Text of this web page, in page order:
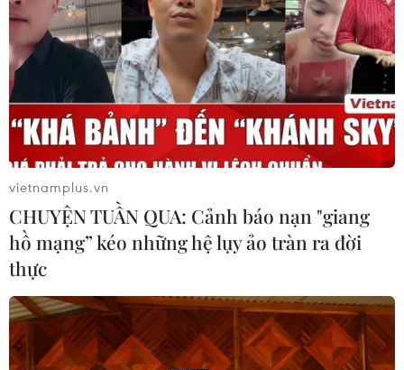
yêu cầu
05/08/2026 02:26
Bác sỹ vượt biển giữa đêm cứu
thuyền viên người Nga nghi bị đột
quỵ
04/08/2026 13:21
Tháo gỡ "điểm nghẽn" dữ liệu: Bộ Y
tế tăng tốc chuyển đổi số toàn diện
04/08/2026 08:08
Bộ Y tế ban hành Kế hoạch dự phòng
vietnamplus.vn
CHUYỆN TUẦN QUA: Cảnh báo nạn "giang
hồ mạng” kéo những hệ lụy ảo tràn ra đời
thực